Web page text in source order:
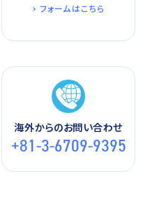
フォームはこちら
海外からのお問い合わせ
+81-3-6709-9395